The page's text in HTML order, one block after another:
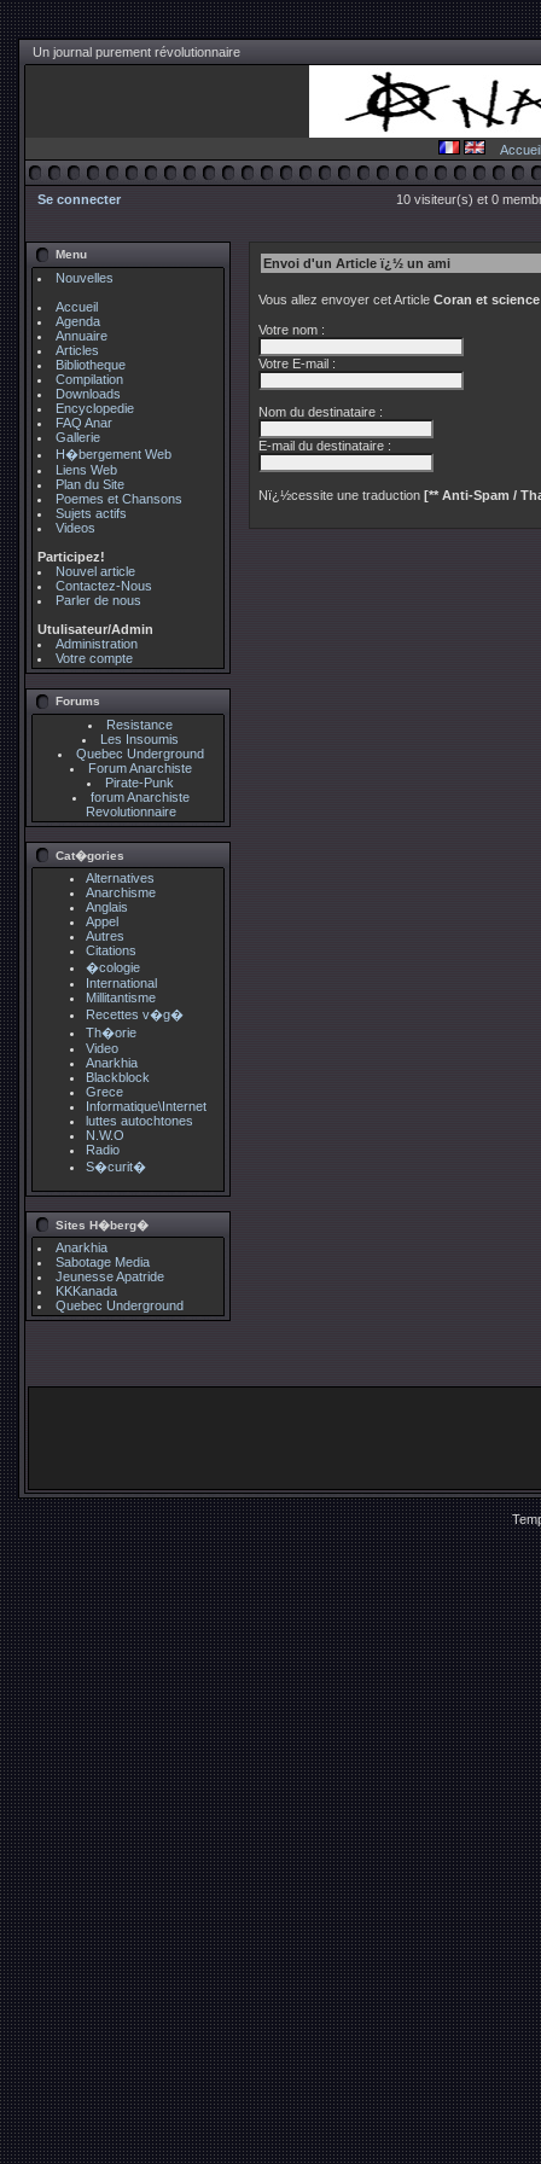
Un journal purement révolutionnaire
Accueil
Se connecter 10 visiteur(s) et 0
Menu
Nouvelles
Accueil
Agenda
Annuaire
Articles
Bibliotheque
Compilation
Downloads
Encyclopedie
FAQ Anar
Gallerie
H�bergement Web
Liens Web
Plan du Site
Poemes et Chansons
Sujets actifs
Videos
Participez!
Nouvel article
Contactez-Nous
Parler de nous
Utulisateur/Admin
Administration
Votre compte
Forums
Resistance
Les Insoumis
Quebec Underground
Forum Anarchiste
Pirate-Punk
forum Anarchiste
Revolutionnaire
Cat�gories
Alternatives
Anarchisme
Anglais
Appel
Autres
Citations
�cologie
International
Millitantisme
Recettes v�g�
Th�orie
Video
Anarkhia
Blackblock
Grece
Informatique\Internet
luttes autochtones
N.W.O
Radio
S�curit�
Sites H�berg�
Anarkhia
Sabotage Media
Jeunesse Apatride
KKKanada
Quebec Underground
Envoi d'un Article ï¿½ un ami
Vous allez envoyer cet Article Coran et
Votre nom :
Votre E-mail :
Nom du destinataire :
E-mail du destinataire :
Nï¿½cessite une traduction [** Anti-Spam /